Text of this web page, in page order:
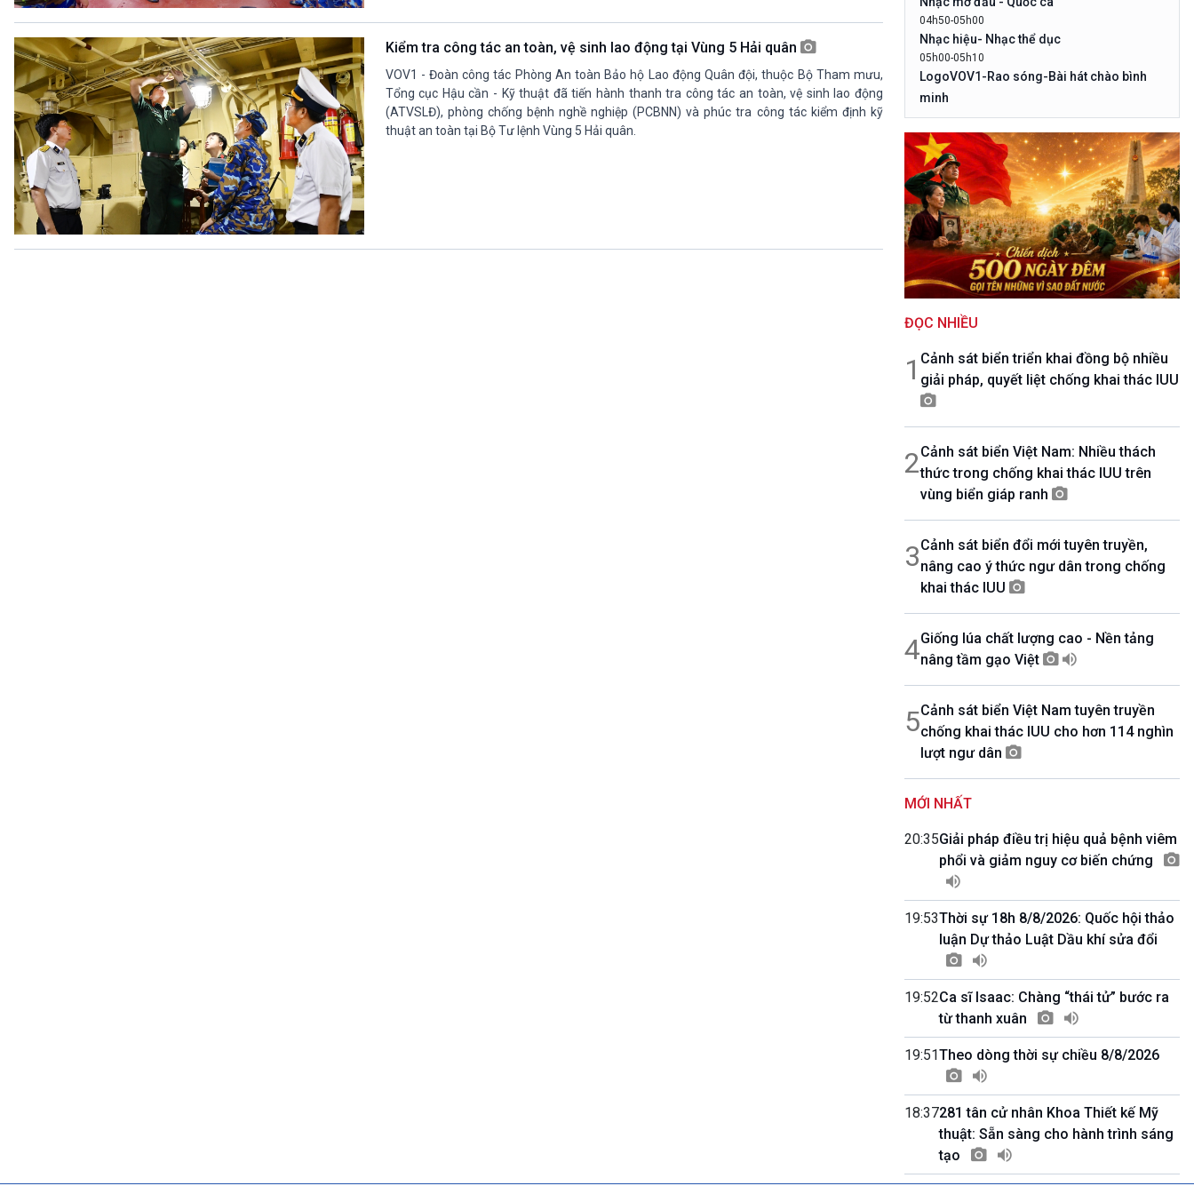
360 độ Sức khỏe
Tài nguyên và Môi trường
Chuyên gia của bạn
Xã hội chuyển động
Bước chân đến trường
Kết nối công nghệ
khí hậu
E-Magazine
10 phút Sự kiện - Luận bàn
Câu chuyện thời sự
Dòng chảy sự kiện
Đối thoại
Chuyện đêm
VOV1 đặc biệt
Thanh âm ký sự
Chân dung cuộc sống
Các chương trình đặc biệt
Kiểm tra công tác an toàn, vệ sinh lao động tại Vùng 5 Hải quân
VOV1 - Đoàn công tác Phòng An toàn Bảo hộ Lao động Quân đội, thuộc Bộ Tham mưu,
Tổng cục Hậu cần - Kỹ thuật đã tiến hành thanh tra công tác an toàn, vệ sinh lao động
(ATVSLĐ), phòng chống bệnh nghề nghiệp (PCBNN) và phúc tra công tác kiểm định kỹ
thuật an toàn tại Bộ Tư lệnh Vùng 5 Hải quân.
04h50-05h00
Nhạc hiệu- Nhạc thể dục
05h00-05h10
LogoVOV1-Rao sóng-Bài hát chào bình
minh
05h10-05h20
Bản tin đầu ngày-Thời tiết
05h20-05h50
Mùa vàng (Chuyên đề cuối tuần)
05h50-05h59
Quảng cáo
05h59-06h00
Nhạc Top- Báo giờ
06h00-06h28
Thời sự sáng (trực tiếp)
Quảng cáo
Quân đội nhân dân
07h00-08h30
Theo dòng thời sự
08h55-09h00
Chương trình đệm
09h00-10h00
Chuyên gia của bạn (Phát lại thứ Tư)
10h30-11h00
Vì an ninh Tổ quốc
11h05-11h10
Quảng cáo
11h25-11h30
Chương trình đệm
11h30-11h35
Kết nối 54 (phát lại Thứ Tư)
Quảng cáo
11h59-12h00
Báo giờ
12h00-12h57
Thời sự trưa (trực tiếp)
12h57-13h00
Quảng cáo
Câu lạc bộ Âm nhạc
13h30-13h45
Thứ Năm)
13h45-14h00
14h00-15h00
Ca nhạc Chào Năm mới (Phát lại)
15h00-15h15
Bản tin Thời sự
15h15-15h20
ĐỌC NHIỀU
1 Cảnh sát biển triển khai đồng bộ nhiều
giải pháp, quyết liệt chống khai thác IUU
2Cảnh sát biển Việt Nam: Nhiều thách
thức trong chống khai thác IUU trên
vùng biển giáp ranh
3Cảnh sát biển đổi mới tuyên truyền,
nâng cao ý thức ngư dân trong chống
khai thác IUU
4Giống lúa chất lượng cao - Nền tảng
nâng tầm gạo Việt
5Cảnh sát biển Việt Nam tuyên truyền
chống khai thác IUU cho hơn 114 nghìn
lượt ngư dân
MỚI NHẤT
20:35Giải pháp điều trị hiệu quả bệnh viêm
phổi và giảm nguy cơ biến chứng
19:53Thời sự 18h 8/8/2026: Quốc hội thảo
luận Dự thảo Luật Dầu khí sửa đổi
19:52Ca sĩ Isaac: Chàng “thái tử” bước ra
từ thanh xuân
19:51Theo dòng thời sự chiều 8/8/2026
18:37281 tân cử nhân Khoa Thiết kế Mỹ
thuật: Sẵn sàng cho hành trình sáng
tạo